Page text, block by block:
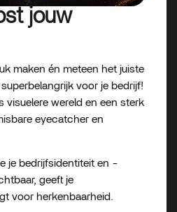
jouw
maken én meteen het juiste
superbelangrijk voor je bedrijf!
visuelere wereld en een sterk
eyecatcher en
je bedrijfsidentiteit en -
geeft je
voor herkenbaarheid.